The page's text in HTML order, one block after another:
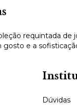
requintada de
e a
Dúvidas